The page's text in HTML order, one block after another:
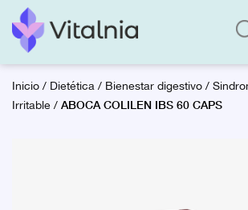
Inicio/ Dietética/ Bienestar digestivo/
Irritable/ ABOCA COLILEN IBS 60 CAPS